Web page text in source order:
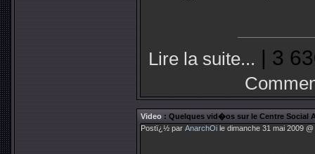
Lire la suite... | 3
Video : Quelques vid�os sur le Centre Social
Postï¿½ par AnarchOi le dimanche 31 mai 2009